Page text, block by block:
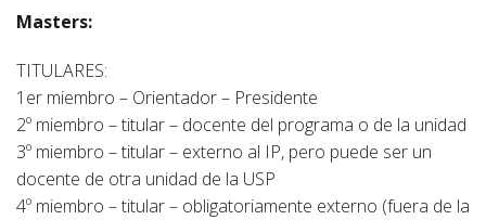
Masters:
TITULARES:
1er miembro – Orientador – Presidente
2º miembro – titular – docente del programa o de la unidad
3º miembro – titular – externo al IP, pero puede ser un
docente de otra unidad de la USP
4º miembro – titular – obligatoriamente externo (fuera de la